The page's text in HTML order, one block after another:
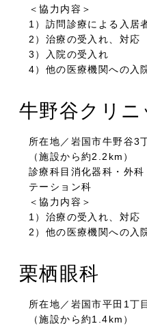
＜協力内容＞
1）訪問診療による入居
2）治療の受入れ、対応
3）入院の受入れ
4）他の医療機関への入
牛野谷クリニ
所在地／岩国市牛野
（施設から約2.2km）
診療科目消化器科・外
テーション科
＜協力内容＞
1）治療の受入れ、対応
2）他の医療機関への入
栗栖眼科
所在地／岩国市平田1
（施設から約1.4km）